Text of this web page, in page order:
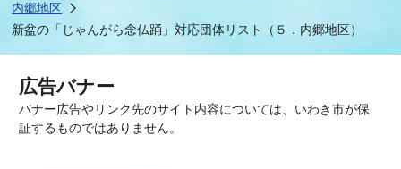
内郷地区
新盆の「じゃんがら念仏踊」対応団体リスト（５．内郷地区）
広告バナー
バナー広告やリンク先のサイト内容については、いわき市が保
証するものではありません。